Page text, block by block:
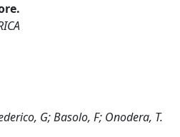
G; Basolo, F; Onodera, T.